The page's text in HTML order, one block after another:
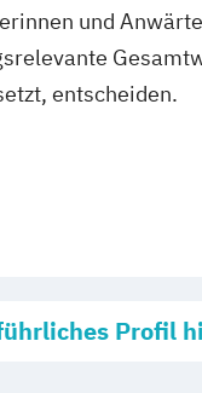
und
entscheiden.
Profil